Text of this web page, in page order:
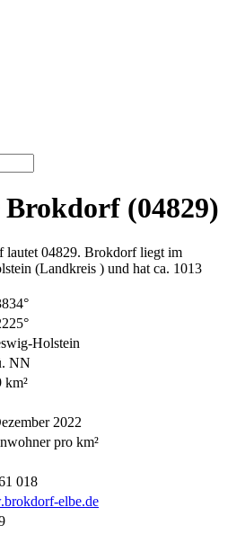
(04829)
04829. Brokdorf liegt im
(Landkreis ) und hat ca. 1013
Holstein
NN
km²
2022
pro km²
018
elbe.de